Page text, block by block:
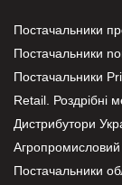
Постачальники
Постачальники
Постачальники
Retail. Роздрібні
Дистрибутори
Постачальники